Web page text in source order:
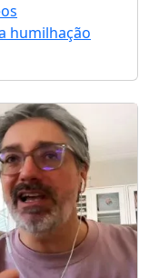
humilhação